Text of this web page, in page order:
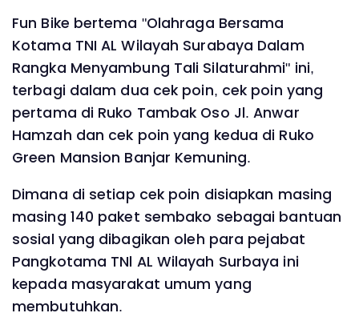
Fun Bike bertema "Olahraga Bersama
Kotama TNI AL Wilayah Surabaya Dalam
Rangka Menyambung Tali Silaturahmi" ini,
terbagi dalam dua cek poin, cek poin yang
pertama di Ruko Tambak Oso Jl. Anwar
Hamzah dan cek poin yang kedua di Ruko
Green Mansion Banjar Kemuning.
Dimana di setiap cek poin disiapkan masing
masing 140 paket sembako sebagai bantuan
sosial yang dibagikan oleh para pejabat
Pangkotama TNl AL Wilayah Surbaya ini
kepada masyarakat umum yang
membutuhkan.